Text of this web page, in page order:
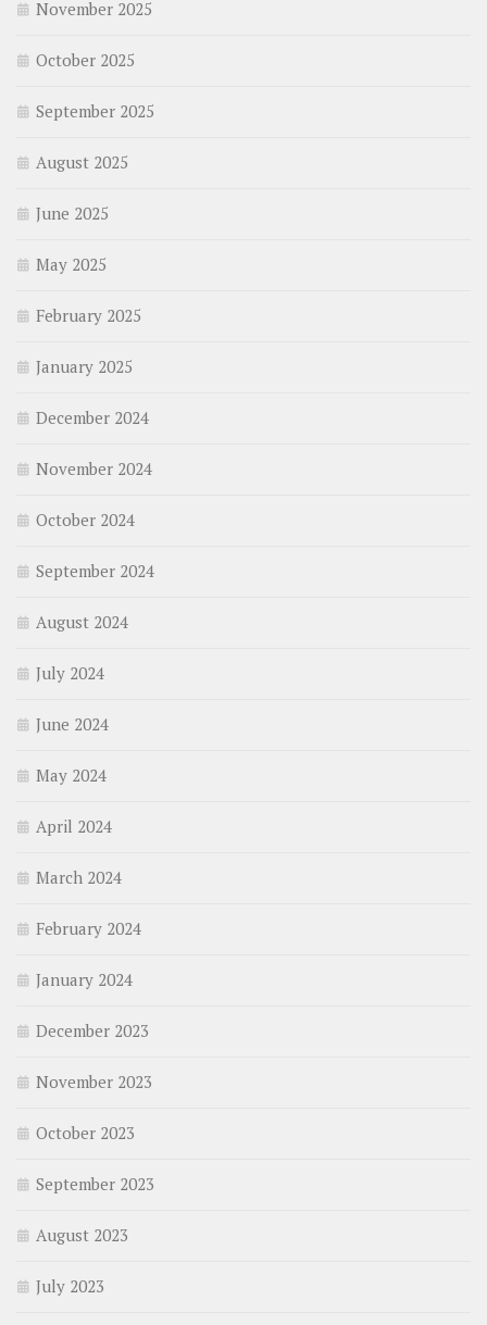
November 2025
October 2025
September 2025
August 2025
June 2025
May 2025
February 2025
January 2025
December 2024
November 2024
October 2024
September 2024
August 2024
July 2024
June 2024
May 2024
April 2024
March 2024
February 2024
January 2024
December 2023
November 2023
October 2023
September 2023
August 2023
July 2023